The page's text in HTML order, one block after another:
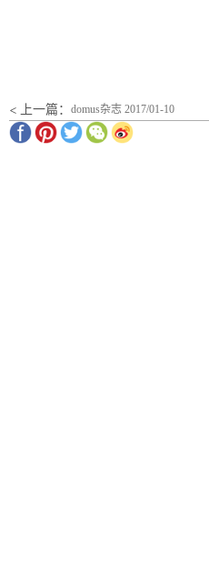
< 上一篇： domus杂志 2017/01-10